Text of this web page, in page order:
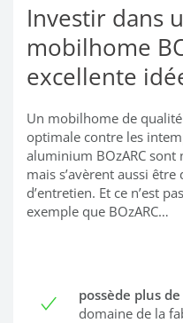
Investir dans
mobilhome
excellente
Un mobilhome de
optimale contre les
aluminium BOzARC
mais s’avèrent aussi
d’entretien. Et ce n’est
exemple que BOzARC…
possède plus
domaine de la